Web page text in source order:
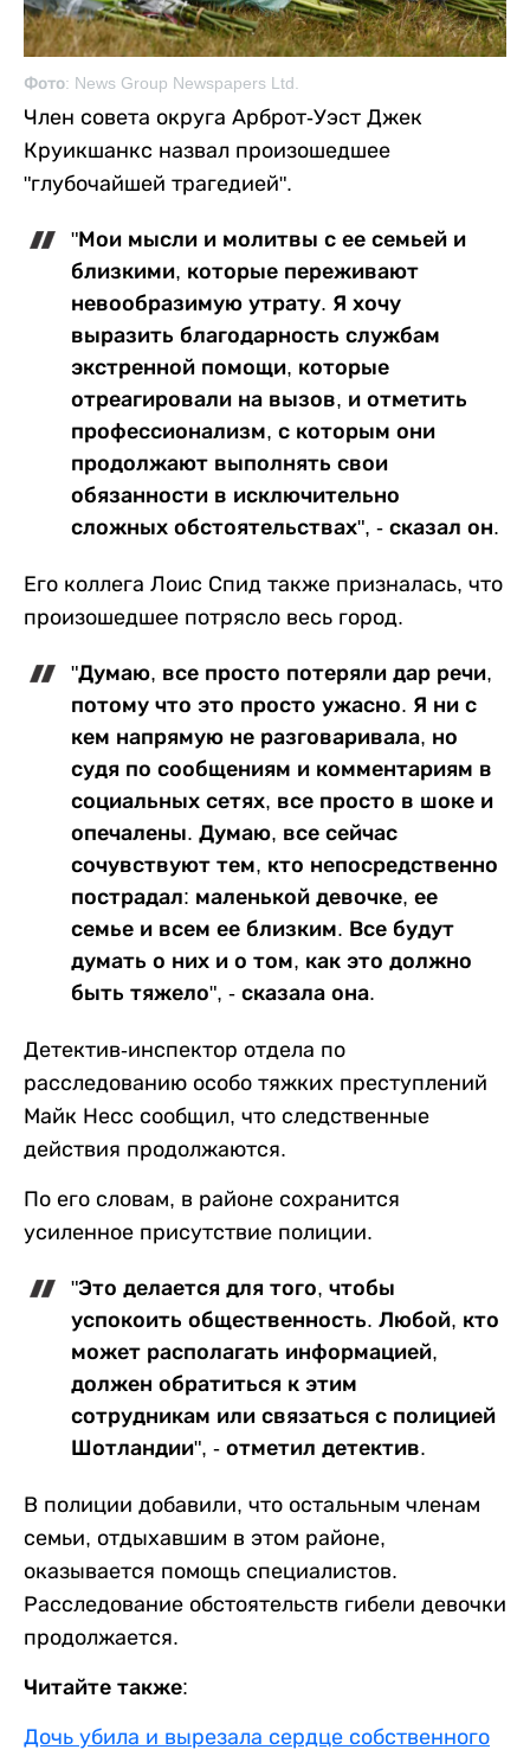
Фото: News Group Newspapers Ltd.
Член совета округа Арброт-Уэст Джек
Круикшанкс назвал произошедшее
"глубочайшей трагедией".
"Мои мысли и молитвы с ее семьей и
близкими, которые переживают
невообразимую утрату. Я хочу
выразить благодарность службам
экстренной помощи, которые
отреагировали на вызов, и отметить
профессионализм, с которым они
продолжают выполнять свои
обязанности в исключительно
сложных обстоятельствах", - сказал он.
Его коллега Лоис Спид также призналась, что
произошедшее потрясло весь город.
"Думаю, все просто потеряли дар речи,
потому что это просто ужасно. Я ни с
кем напрямую не разговаривала, но
судя по сообщениям и комментариям в
социальных сетях, все просто в шоке и
опечалены. Думаю, все сейчас
сочувствуют тем, кто непосредственно
пострадал: маленькой девочке, ее
семье и всем ее близким. Все будут
думать о них и о том, как это должно
быть тяжело", - сказала она.
Детектив-инспектор отдела по
расследованию особо тяжких преступлений
Майк Несс сообщил, что следственные
действия продолжаются.
По его словам, в районе сохранится
усиленное присутствие полиции.
"Это делается для того, чтобы
успокоить общественность. Любой, кто
может располагать информацией,
должен обратиться к этим
сотрудникам или связаться с полицией
Шотландии", - отметил детектив.
В полиции добавили, что остальным членам
семьи, отдыхавшим в этом районе,
оказывается помощь специалистов.
Расследование обстоятельств гибели девочки
продолжается.
Читайте также:
Дочь убила и вырезала сердце собственного